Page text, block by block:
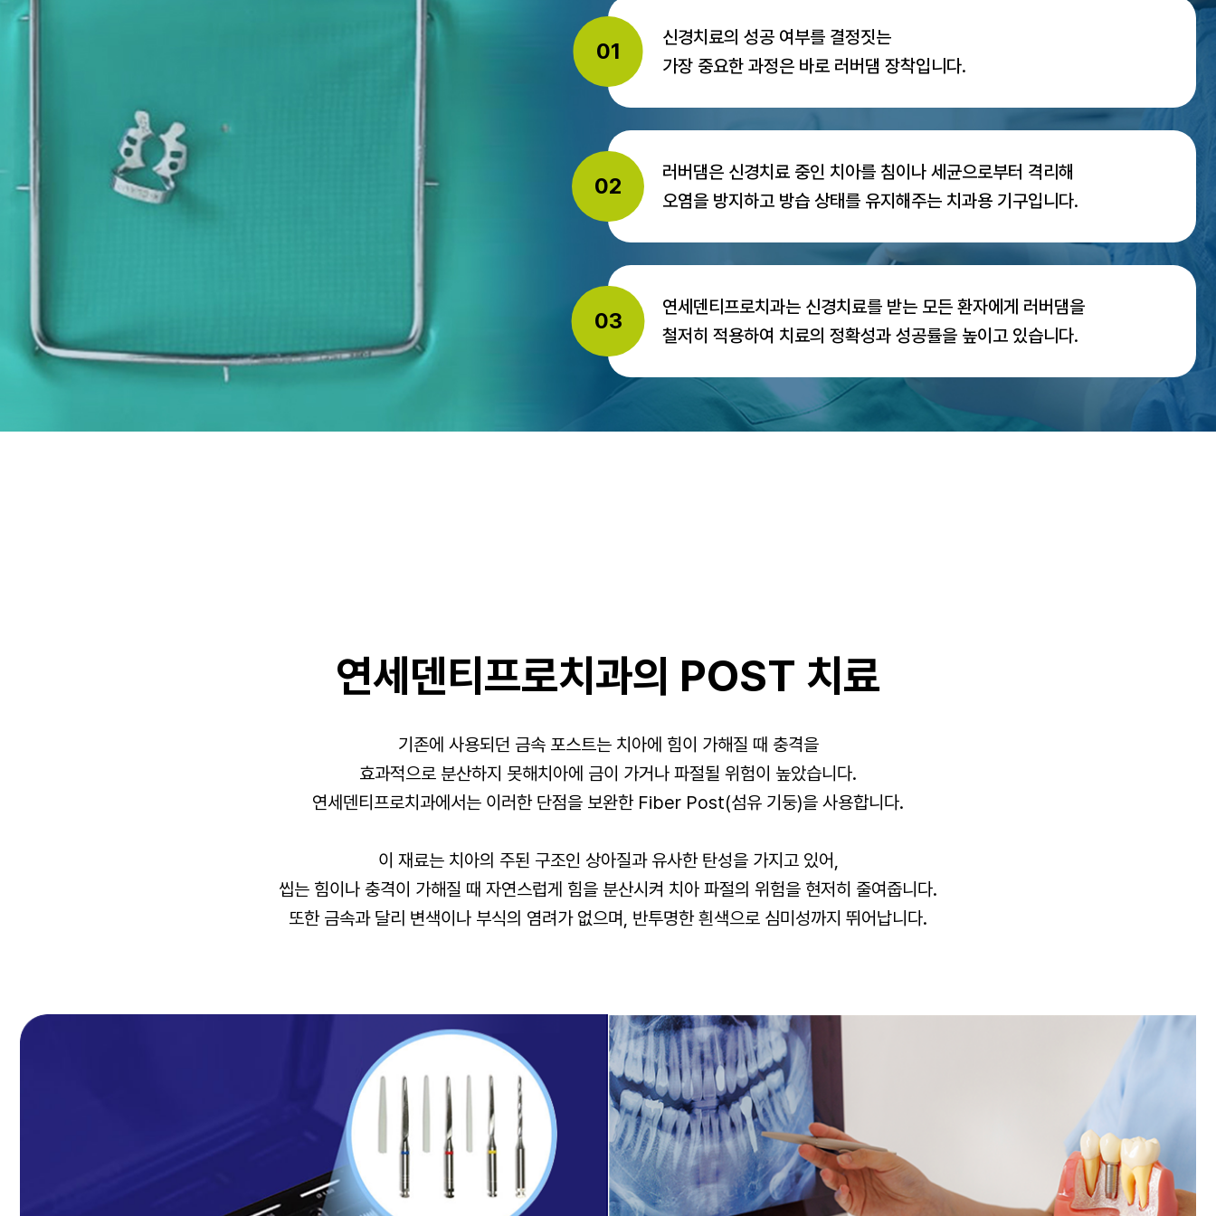
01
신경치료의 성공 여부를 결정짓는
가장 중요한 과정은 바로 러버댐 장착입니다.
02
러버댐은 신경치료 중인 치아를 침이나 세균으로부터 격리해
오염을 방지하고 방습 상태를 유지해주는 치과용 기구입니다.
03
연세덴티프로치과는 신경치료를 받는 모든 환자에게 러버댐을
철저히 적용하여 치료의 정확성과 성공률을 높이고 있습니다.
연세덴티프로치과의 POST 치료
기존에 사용되던 금속 포스트는 치아에 힘이 가해질 때 충격을
효과적으로 분산하지 못해치아에 금이 가거나 파절될 위험이 높았습니다.
연세덴티프로치과에서는 이러한 단점을 보완한 Fiber Post(섬유 기둥)을 사용합니다.
이 재료는 치아의 주된 구조인 상아질과 유사한 탄성을 가지고 있어,
씹는 힘이나 충격이 가해질 때 자연스럽게 힘을 분산시켜 치아 파절의 위험을 현저히 줄여줍니다.
또한 금속과 달리 변색이나 부식의 염려가 없으며, 반투명한 흰색으로 심미성까지 뛰어납니다.